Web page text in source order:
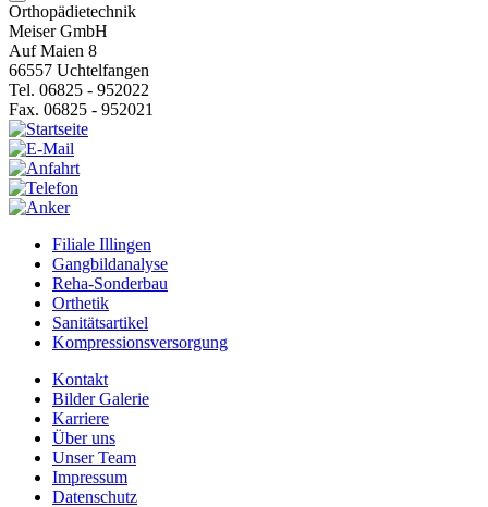
Orthopädietechnik
Meiser GmbH
Auf Maien 8
66557 Uchtelfangen
Tel. 06825 - 952022
Fax. 06825 - 952021
Filiale Illingen
Gangbildanalyse
Reha-Sonderbau
Orthetik
Sanitätsartikel
Kompressionsversorgung
Kontakt
Bilder Galerie
Karriere
Über uns
Unser Team
Impressum
Datenschutz